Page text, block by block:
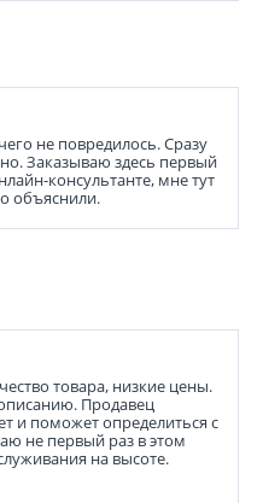
не повредилось. Сразу
Заказываю здесь первый
консультанте, мне тут
объяснили.
товара, низкие цены.
Продавец
и поможет определиться с
не первый раз в этом
на высоте.